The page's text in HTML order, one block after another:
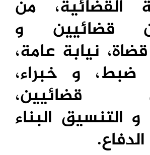
القضائية، من
قضائيين و
قضاة، نيابة عامة،
و خبراء،
قضائيين،
و التنسيق البناء